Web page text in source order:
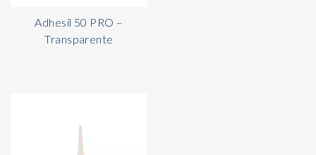
Adhesil 50 PRO –
Transparente